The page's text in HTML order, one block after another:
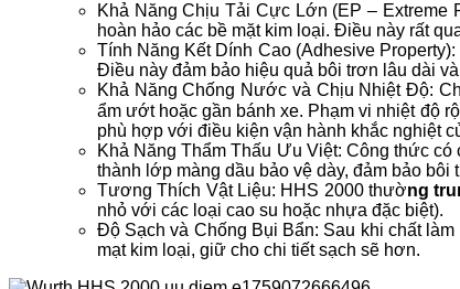
Khả Năng Chịu Tải Cực Lớn (EP – Extreme
hoàn hảo các bề mặt kim loại. Điều này rất
Tính Năng Kết Dính Cao (Adhesive
Điều này đảm bảo hiệu quả bôi trơn lâu dài
Khả Năng Chống Nước và Chịu Nhiệt Độ:
ẩm ướt hoặc gần bánh xe. Phạm vi nhiệt độ
phù hợp với điều kiện vận hành khắc nghiệt
Khả Năng Thẩm Thấu Ưu Việt: Công thức
thành lớp màng dầu bảo vệ dày, đảm bảo bôi
Tương Thích Vật Liệu: HHS 2000 thường
nhỏ với các loại cao su hoặc nhựa đặc biệt).
Độ Sạch và Chống Bụi Bẩn: Sau khi chất
mạt kim loại, giữ cho chi tiết sạch sẽ hơn.